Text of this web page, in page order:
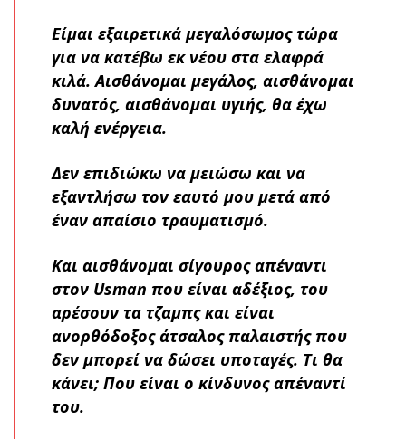
Είμαι εξαιρετικά μεγαλόσωμος τώρα
για να κατέβω εκ νέου στα ελαφρά
κιλά. Αισθάνομαι μεγάλος, αισθάνομαι
δυνατός, αισθάνομαι υγιής, θα έχω
καλή ενέργεια.
Δεν επιδιώκω να μειώσω και να
εξαντλήσω τον εαυτό μου μετά από
έναν απαίσιο τραυματισμό.
Και αισθάνομαι σίγουρος απέναντι
στον Usman που είναι αδέξιος, του
αρέσουν τα τζαμπς και είναι
ανορθόδοξος άτσαλος παλαιστής που
δεν μπορεί να δώσει υποταγές. Τι θα
κάνει; Που είναι ο κίνδυνος απέναντί
του.